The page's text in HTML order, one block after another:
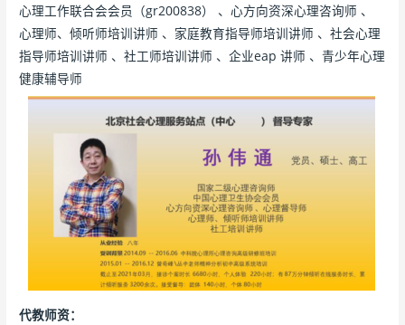
心理工作联合会会员（gr200838） 、心方向资深心理咨询师 、
心理师、倾听师培训讲师 、家庭教育指导师培训讲师 、社会心理
指导师培训讲师 、社工师培训讲师 、企业eap 讲师 、青少年心理
健康辅导师
代教师资：